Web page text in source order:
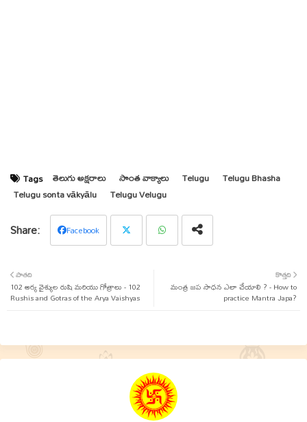
Tags తెలుగు అక్షరాలు సొంత వాక్యాలు Telugu
Telugu Bhasha
Telugu sonta vākyālu
Telugu Velugu
Facebook
ter
కొత్తది
మంత్ర జప సాధన ఎలా చేయాలి ? - How to
practice Mantra Japa?
పాతది
102 ఆర్య వైశ్యుల రుషి మరియు గోత్రాలు - 102
Rushis and Gotras of the Arya Vaishyas